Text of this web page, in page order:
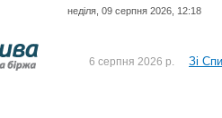
неділя, 09 серпня 2026, 12:18
6 серпня 2026 р. Зі